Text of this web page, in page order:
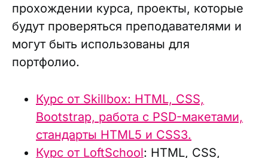
прохождении курса, проекты, которые
будут проверяться преподавателями и
могут быть использованы для
портфолио.
Курс от Skillbox: HTML, CSS,
Bootstrap, работа с PSD-макетами,
стандарты HTML5 и CSS3.
Курс от LoftSchool: HTML, CSS,